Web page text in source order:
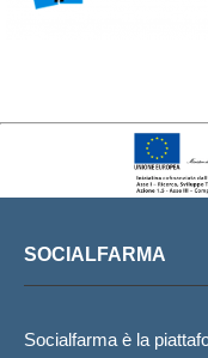
SOCIALFARMA
Socialfarma è la